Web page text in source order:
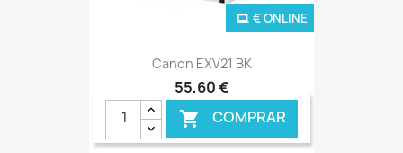
Canon EXV21 BK
55,60 €
 COMPRAR
€ ONLINE